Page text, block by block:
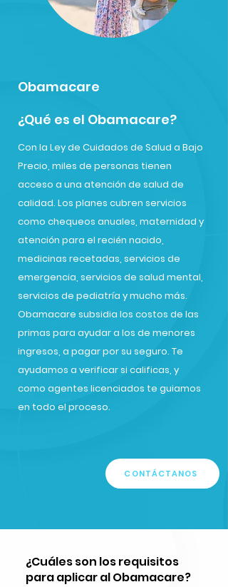
Obamacare
¿Qué es el Obamacare?
Con la Ley de Cuidados de Salud a Bajo
Precio, miles de personas tienen
acceso a una atención de salud de
calidad. Los planes cubren servicios
como chequeos anuales, maternidad y
atención para el recién nacido,
medicinas recetadas, servicios de
emergencia, servicios de salud mental,
servicios de pediatría y mucho más.
Obamacare subsidia los costos de las
primas para ayudar a los de menores
ingresos, a pagar por su seguro. Te
ayudamos a verificar si calificas, y
como agentes licenciados te guiamos
en todo el proceso.
CONTÁCTANOS
¿Cuáles son los requisitos
para aplicar al Obamacare?